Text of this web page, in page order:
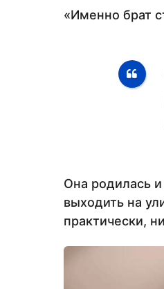
«Именно брат
Она родилась
выходить на
практически,